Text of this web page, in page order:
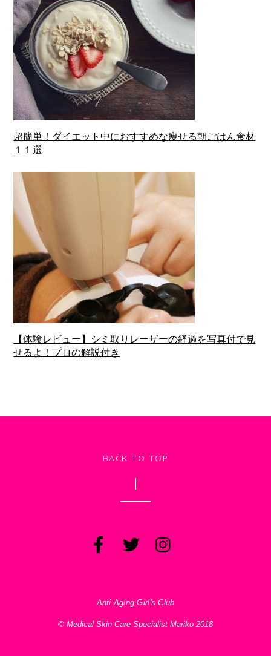
超簡単！ダイエット中におすすめな痩せる朝ごはん食材
１１選
【体験レビュー】シミ取りレーザーの経過を写真付で見
せるよ！プロの解説付き
BACK TO TOP
Anti Aging Girl's Club
© Medical Skin Care Specialist Mariko 2018